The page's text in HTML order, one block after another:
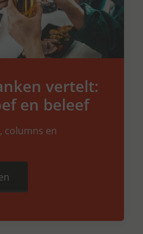
vertelt:
en beleef
columns en